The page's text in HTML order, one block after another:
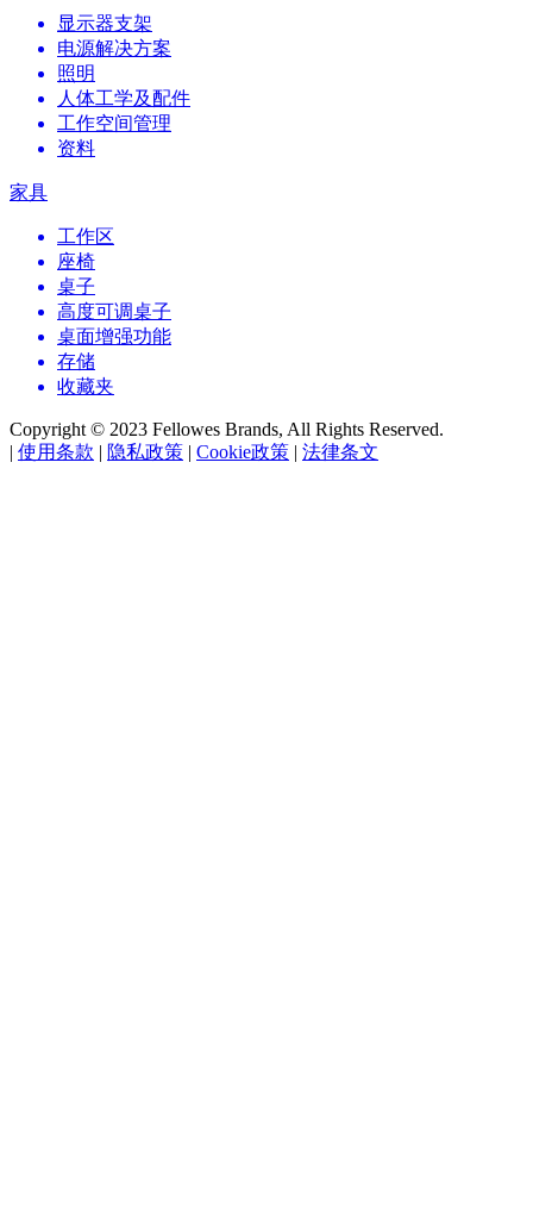
显示器支架
电源解决方案
照明
人体工学及配件
工作空间管理
资料
家具
工作区
座椅
桌子
高度可调桌子
桌面增强功能
存储
收藏夹
Copyright © 2023 Fellowes Brands, All Rights Reserved.
| 使用条款 | 隐私政策 | Cookie政策 | 法律条文